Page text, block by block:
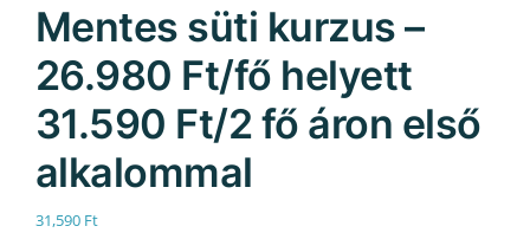
Mentes süti kurzus –
26.980 Ft/fő helyett
31.590 Ft/2 fő áron első
alkalommal
31,590 Ft